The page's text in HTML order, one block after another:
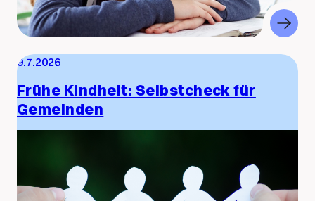
9.7.2026
Frühe Kindheit: Selbstcheck für
Gemeinden